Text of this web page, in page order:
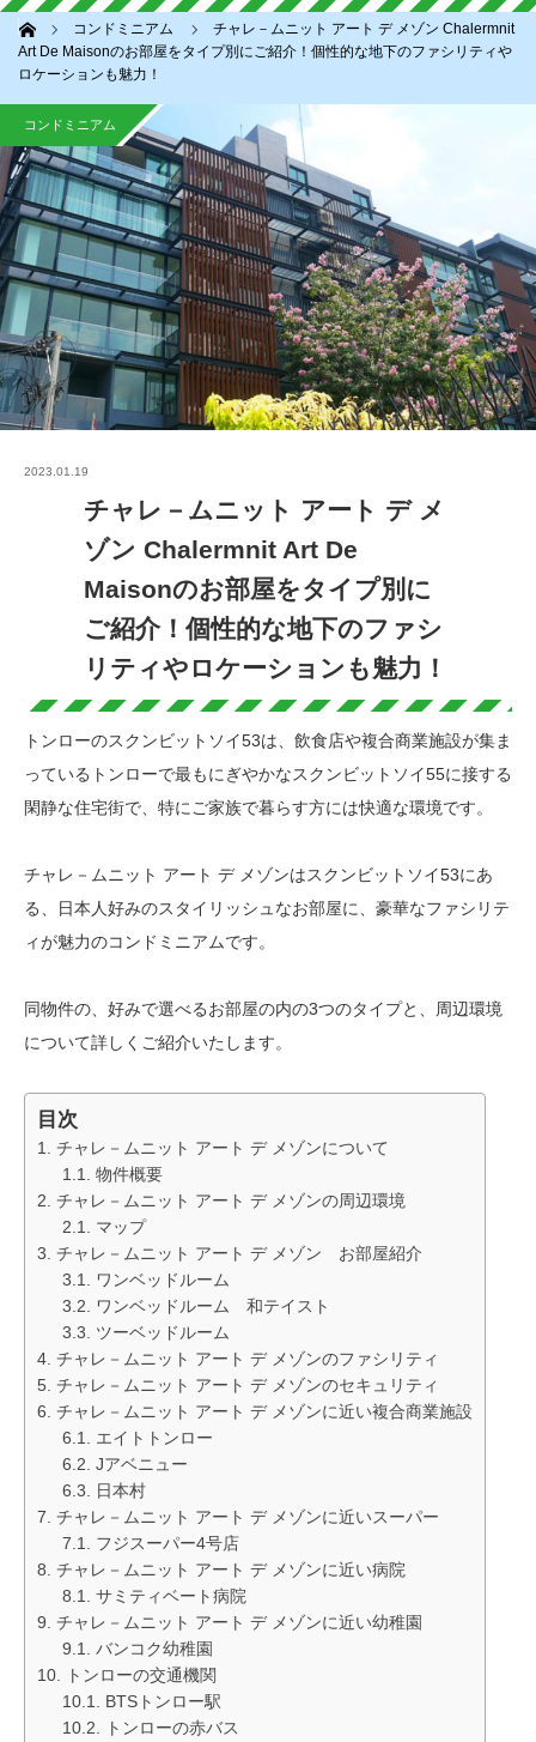
ホーム コンドミニアム
チャレ－ムニット アート デ メゾン Chalermnit
Art De Maisonのお部屋をタイプ別にご紹介！個性的な地下のファシリティや
ロケーションも魅力！
コンドミニアム
2023.01.19
チャレ－ムニット アート デ メ
ゾン Chalermnit Art De
Maisonのお部屋をタイプ別に
ご紹介！個性的な地下のファシ
リティやロケーションも魅力！
トンローのスクンビットソイ53は、飲食店や複合商業施設が集ま
っているトンローで最もにぎやかなスクンビットソイ55に接する
閑静な住宅街で、特にご家族で暮らす方には快適な環境です。
チャレ－ムニット アート デ メゾンはスクンビットソイ53にあ
る、日本人好みのスタイリッシュなお部屋に、豪華なファシリテ
ィが魅力のコンドミニアムです。
同物件の、好みで選べるお部屋の内の3つのタイプと、周辺環境
について詳しくご紹介いたします。
目次
チャレ－ムニット アート デ メゾンについて
物件概要
チャレ－ムニット アート デ メゾンの周辺環境
マップ
チャレ－ムニット アート デ メゾン お部屋紹介
ワンベッドルーム
ワンベッドルーム 和テイスト
ツーベッドルーム
チャレ－ムニット アート デ メゾンのファシリティ
チャレ－ムニット アート デ メゾンのセキュリティ
チャレ－ムニット アート デ メゾンに近い複合商業施設
エイトトンロー
Jアベニュー
日本村
チャレ－ムニット アート デ メゾンに近いスーパー
フジスーパー4号店
チャレ－ムニット アート デ メゾンに近い病院
サミティベート病院
チャレ－ムニット アート デ メゾンに近い幼稚園
バンコク幼稚園
トンローの交通機関
BTSトンロー駅
トンローの赤バス